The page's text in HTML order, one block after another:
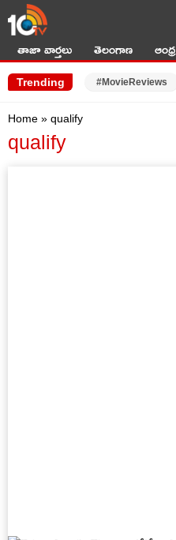
తాజా వార్తలు తెలంగాణ
Trending #MovieReviews
Home » qualify
qualify